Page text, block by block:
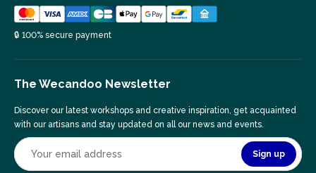
🔒 100% secure payment
The Wecandoo Newsletter
Discover our latest workshops and creative inspiration, get acquainted
with our artisans and stay updated on all our news and events.
Sign up